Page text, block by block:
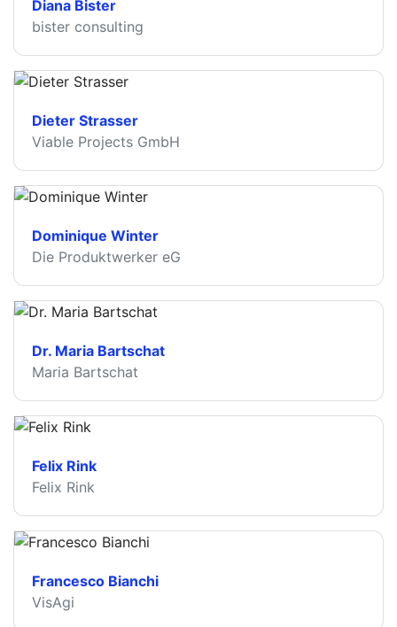
Diana Bister
bister consulting
Dieter Strasser
Viable Projects GmbH
Dominique Winter
Die Produktwerker eG
Dr. Maria Bartschat
Maria Bartschat
Felix Rink
Felix Rink
Francesco Bianchi
VisAgi